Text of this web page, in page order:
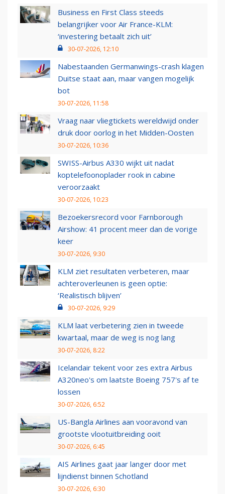
Business en First Class steeds
belangrijker voor Air France-KLM:
‘investering betaalt zich uit’
30-07-2026, 12:10
Nabestaanden Germanwings-crash klagen
Duitse staat aan, maar vangen mogelijk
bot
30-07-2026, 11:58
Vraag naar vliegtickets wereldwijd onder
druk door oorlog in het Midden-Oosten
30-07-2026, 10:36
SWISS-Airbus A330 wijkt uit nadat
koptelefoonoplader rook in cabine
veroorzaakt
30-07-2026, 10:23
Bezoekersrecord voor Farnborough
Airshow: 41 procent meer dan de vorige
keer
30-07-2026, 9:30
KLM ziet resultaten verbeteren, maar
achteroverleunen is geen optie:
‘Realistisch blijven’
30-07-2026, 9:29
KLM laat verbetering zien in tweede
kwartaal, maar de weg is nog lang
30-07-2026, 8:22
Icelandair tekent voor zes extra Airbus
A320neo's om laatste Boeing 757's af te
lossen
30-07-2026, 6:52
US-Bangla Airlines aan vooravond van
grootste vlootuitbreiding ooit
30-07-2026, 6:45
AIS Airlines gaat jaar langer door met
lijndienst binnen Schotland
30-07-2026, 6:30